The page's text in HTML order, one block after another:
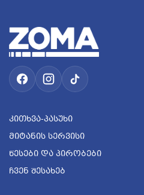
Კითხვა-Პასუხი
Მიტანის Სერვისი
Წესები Და Პირობები
Ჩვენ Შესახებ